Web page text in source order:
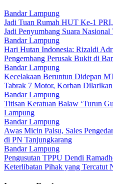
Bandar Lampung
Jadi Tuan Rumah HUT Ke-1
Jadi Penyumbang Suara
Bandar Lampung
Hari Hutan Indonesia: Rizaldi
Pengembang Perusak Bukit di
Bandar Lampung
Kecelakaan Beruntun Didepan
Tabrak 7 Motor, Korban
Bandar Lampung
Titisan Keratuan Balaw ‘Turun
Lampung
Bandar Lampung
Awas Micin Palsu, Sales
di PN Tanjungkarang
Bandar Lampung
Pengusutan TPPU Dendi
Keterlibatan Pihak yang Tercatut